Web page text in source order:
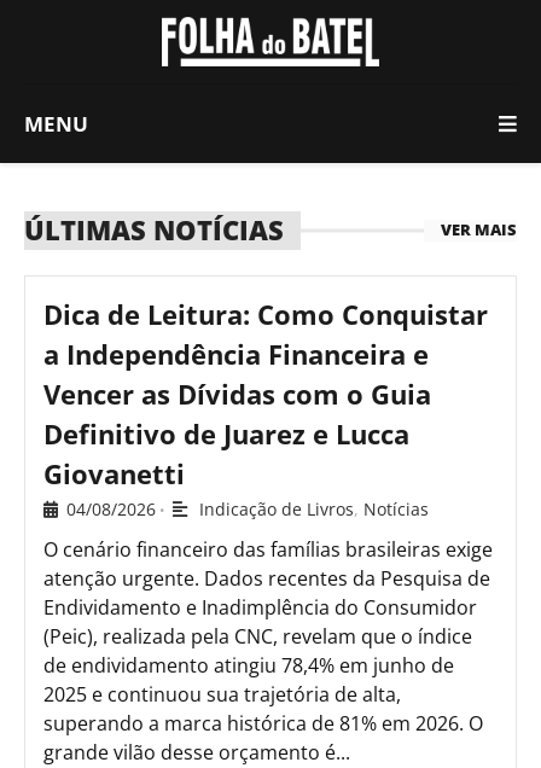
MENU
ÚLTIMAS NOTÍCIAS VER MAIS
Dica de Leitura: Como Conquistar
a Independência Financeira e
Vencer as Dívidas com o Guia
Definitivo de Juarez e Lucca
Giovanetti
04/08/2026 • Indicação de Livros, Notícias
O cenário financeiro das famílias brasileiras exige
atenção urgente. Dados recentes da Pesquisa de
Endividamento e Inadimplência do Consumidor
(Peic), realizada pela CNC, revelam que o índice
de endividamento atingiu 78,4% em junho de
2025 e continuou sua trajetória de alta,
superando a marca histórica de 81% em 2026. O
grande vilão desse orçamento é...